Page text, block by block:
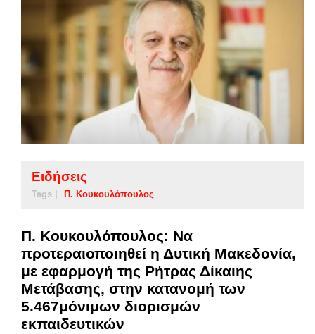
Ειδήσεις
Tags | Π. Κουκουλόπουλος
Π. Κουκουλόπουλος: Να
προτεραιοποιηθεί η Δυτική Μακεδονία,
με εφαρμογή της Ρήτρας Δίκαιης
Μετάβασης, στην κατανομή των
5.467μόνιμων διορισμών
εκπαιδευτικών